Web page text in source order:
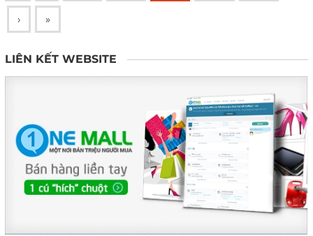
› »
LIÊN KẾT WEBSITE